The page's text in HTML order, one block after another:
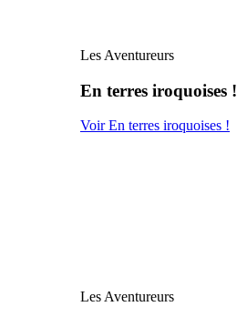
Les Aventureurs
En terres iroquoises !
Voir En terres iroquoises !
Les Aventureurs